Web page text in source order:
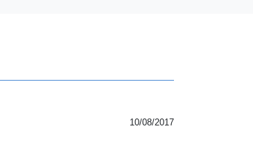
10/08/2017